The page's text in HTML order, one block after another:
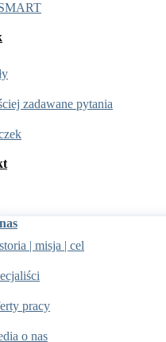
zadawane pytania
| misja | cel
pracy
o nas